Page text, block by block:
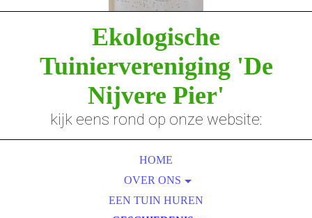
Ekologische
Tuiniervereniging 'De
Nijvere Pier'
kijk eens rond op onze website:
HOME
OVER ONS
ONS TUINENPARK
EEN TUIN HUREN